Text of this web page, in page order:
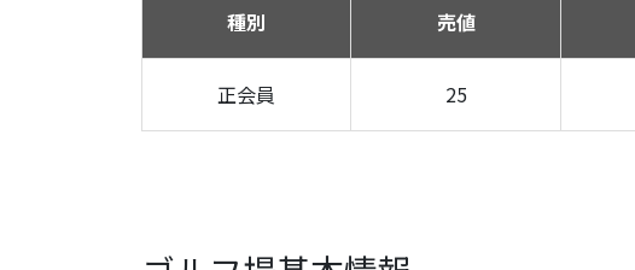
種別 売値
正会員 25